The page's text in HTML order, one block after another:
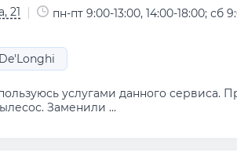
21 пн-пт 9:00-13:00, 14:00-18:00; сб
услугами данного
Заменили ...